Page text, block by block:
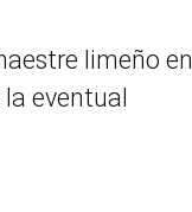
limeño en
eventual